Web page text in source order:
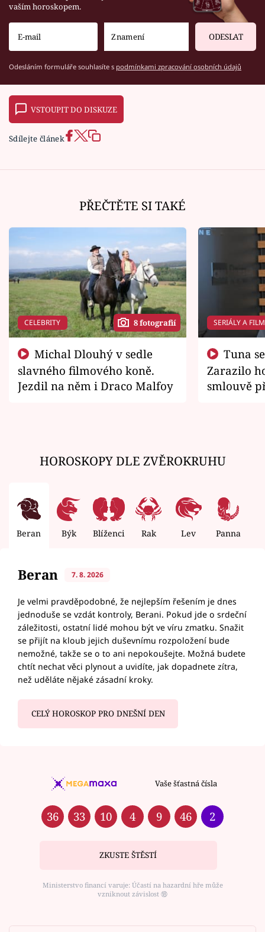
vaším horoskopem.
ODESLAT
Odesláním formuláře souhlasíte s podmínkami zpracování osobních údajů
VSTOUPIT DO DISKUZE
Sdílejte článek
PŘEČTĚTE SI TAKÉ
CELEBRITY 8 fotografií
slavného filmového koně.
Jezdil na něm i Draco Malfoy
SERIÁLY A
Zarazilo
smlouvě
HOROSKOPY DLE ZVĚROKRUHU
Beran Býk Blíženci Rak Lev Panna
Beran 7. 8. 2026
Je velmi pravděpodobné, že nejlepším řešením je dnes
jednoduše se vzdát kontroly, Berani. Pokud jde o srdeční
záležitosti, ostatní lidé mohou být ve víru zmatku. Snažit
se přijít na kloub jejich duševnímu rozpoložení bude
nemožné, takže se o to ani nepokoušejte. Možná budete
chtít nechat věci plynout a uvidíte, jak dopadnete zítra,
než uděláte nějaké zásadní kroky.
CELÝ HOROSKOP PRO DNEŠNÍ DEN
Vaše šťastná čísla
36 33 10 4 9 46 2
ZKUSTE ŠTĚSTÍ
Ministerstvo financí varuje: Účastí na hazardní hře může
vzniknout závislost ⑱